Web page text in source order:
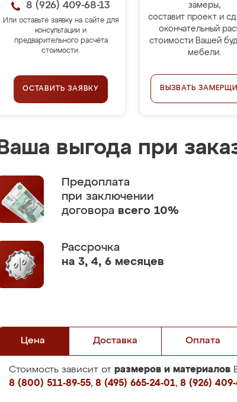
8 (926) 409-68-13
Или оставьте заявку на сайте для
консультации и
предварительного расчёта
стоимости.
ОСТАВИТЬ ЗАЯВКУ
замеры,
составит проект и
окончательный
стоимости Вашей
мебели.
ВЫЗВАТЬ
Ваша выгода при
Предоплата
при заключении
договора всего 10%
Рассрочка
на 3, 4, 6 месяцев
Цена Доставка Оплата
Стоимость зависит от размеров и материалов
8 (800) 511-89-55, 8 (495) 665-24-01, 8 (926) 409-